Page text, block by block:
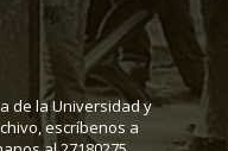
de la Universidad y
escríbenos a